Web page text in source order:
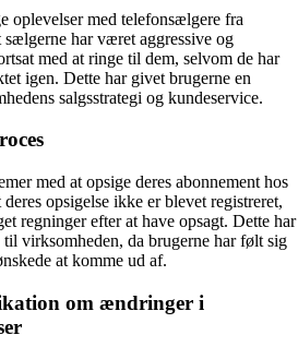
oplevelser med telefonsælgere fra
har været aggressive og
med at ringe til dem, selvom de har
igen. Dette har givet brugerne en
salgsstrategi og kundeservice.
med at opsige deres abonnement hos
opsigelse ikke er blevet registreret,
regninger efter at have opsagt. Dette har
virksomheden, da brugerne har følt sig
at komme ud af.
om ændringer i